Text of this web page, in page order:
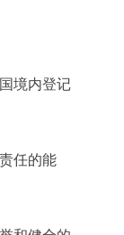
境内登记
任的能